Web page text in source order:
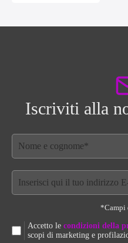
Iscriviti alla
*Campi
Accetto le condizioni della
scopi di marketing e